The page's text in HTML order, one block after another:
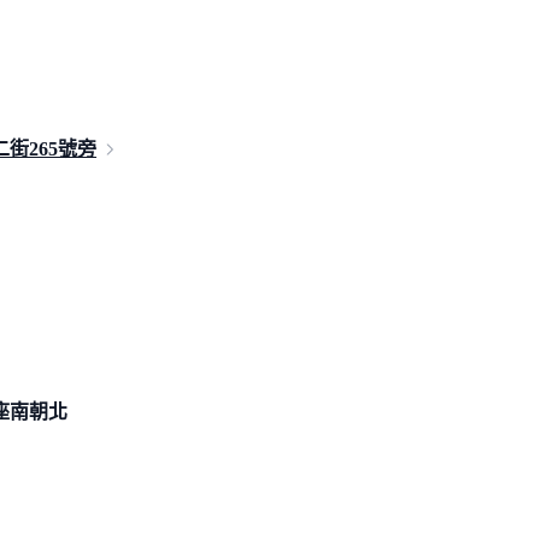
街265號旁
南朝北